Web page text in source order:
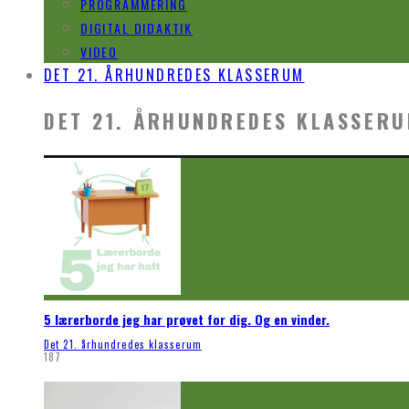
DIGITAL DIDAKTIK
VIDEO
DET 21. ÅRHUNDREDES KLASSERUM
DET 21. ÅRHUNDREDES
5 lærerborde jeg har prøvet for dig. Og en vinder.
Det 21. århundredes klasserum
187